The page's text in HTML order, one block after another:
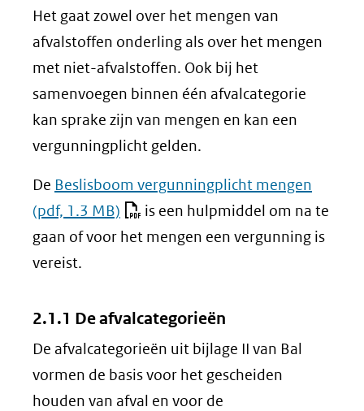
venster)
(verwijst
naar
een
andere
website)
Het gaat zowel over het mengen van
afvalstoffen onderling als over het mengen
met niet-afvalstoffen. Ook bij het
samenvoegen binnen één afvalcategorie
kan sprake zijn van mengen en kan een
vergunningplicht gelden.
De Beslisboom vergunningplicht mengen
(pdf, 1.3 MB)
is een hulpmiddel om na te
gaan of voor het mengen een vergunning is
vereist.
2.1.1 De afvalcategorieën
De afvalcategorieën uit bijlage II van Bal
vormen de basis voor het gescheiden
houden van afval en voor de